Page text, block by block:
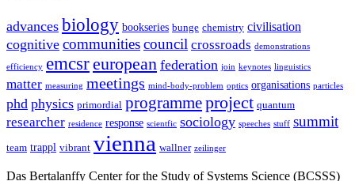
advances biology bookseries bunge chemistry civilisation
cognitive communitiescouncil crossroads demonstrations
efficiency emcsreuropean federation join keynotes linguistics
matter measuring meetings mind-body-problem optics organisations particles
phd physics primordial programmeproject quantum
researcher residence response scientfic sociology speeches stuff summit
team trappl vibrant vienna wallner zeilinger
Das Bertalanffy Center for the Study of Systems Science (BCSSS)